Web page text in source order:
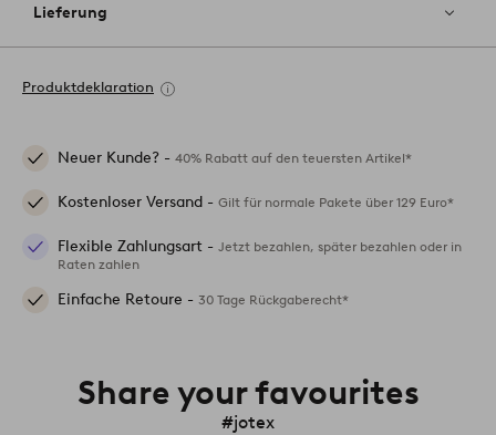
Lieferung
Produktdeklaration
Neuer Kunde? - 40% Rabatt auf den teuersten Artikel*
Kostenloser Versand - Gilt für normale Pakete über 129 Euro*
Flexible Zahlungsart - Jetzt bezahlen, später bezahlen oder in
Raten zahlen
Einfache Retoure - 30 Tage Rückgaberecht*
Share your favourites
#jotex